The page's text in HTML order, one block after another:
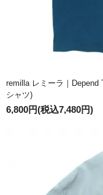
remilla レミーラ｜Depend
シャツ)
6,800円(税込7,480円)